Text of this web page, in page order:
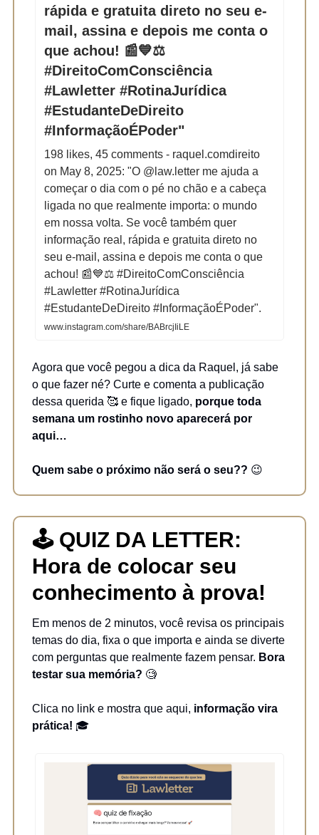
rápida e gratuita direto no seu e-
mail, assina e depois me conta o
que achou! 📰💙⚖️
#DireitoComConsciência
#Lawletter #RotinaJurídica
#EstudanteDeDireito
#InformaçãoÉPoder"
198 likes, 45 comments - raquel.comdireito
on May 8, 2025: "O @law.letter me ajuda a
começar o dia com o pé no chão e a cabeça
ligada no que realmente importa: o mundo
em nossa volta. Se você também quer
informação real, rápida e gratuita direto no
seu e-mail, assina e depois me conta o que
achou! 📰💙⚖️ #DireitoComConsciência
#Lawletter #RotinaJurídica
#EstudanteDeDireito #InformaçãoÉPoder".
www.instagram.com/share/BABrcjIiLE
Agora que você pegou a dica da Raquel, já sabe
o que fazer né? Curte e comenta a publicação
dessa querida 🥰 e fique ligado, porque toda
semana um rostinho novo aparecerá por
aqui…
Quem sabe o próximo não será o seu?? 😉
🕹️ QUIZ DA LETTER:
Hora de colocar seu
conhecimento à prova!
Em menos de 2 minutos, você revisa os principais
temas do dia, fixa o que importa e ainda se diverte
com perguntas que realmente fazem pensar. Bora
testar sua memória? 🧐
Clica no link e mostra que aqui, informação vira
prática! 🎓